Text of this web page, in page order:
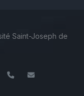
Saint-Joseph de
YouTube+961 (1) 421 235